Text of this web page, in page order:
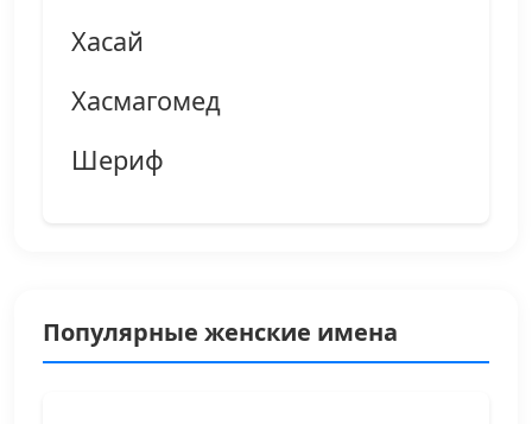
Хасай
Хасмагомед
Шериф
Популярные женские имена